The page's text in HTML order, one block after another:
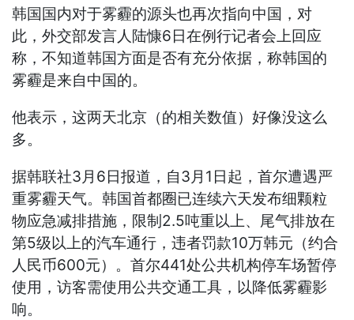
韩国国内对于雾霾的源头也再次指向中国，对
此，外交部发言人陆慷6日在例行记者会上回应
称，不知道韩国方面是否有充分依据，称韩国的
雾霾是来自中国的。
他表示，这两天北京（的相关数值）好像没这么
多。
据韩联社3月6日报道，自3月1日起，首尔遭遇严
重雾霾天气。韩国首都圈已连续六天发布细颗粒
物应急减排措施，限制2.5吨重以上、尾气排放在
第5级以上的汽车通行，违者罚款10万韩元（约合
人民币600元）。首尔441处公共机构停车场暂停
使用，访客需使用公共交通工具，以降低雾霾影
响。